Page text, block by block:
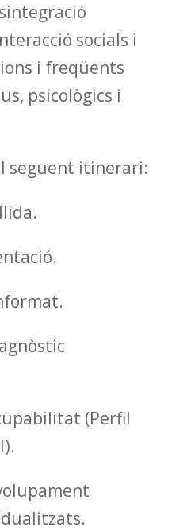
socials i
i freqüents
psicològics i
seguent itinerari:
(Perfil